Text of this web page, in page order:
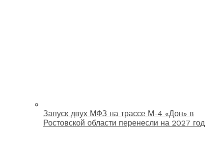
Запуск двух МФЗ на трассе М-4 «Дон» в
Ростовской области перенесли на 2027 год